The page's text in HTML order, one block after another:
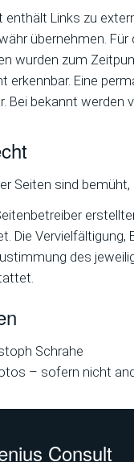
enthält Links zu
übernehmen.
wurden zum
erkennbar. Eine
Bei bekannt werden
Seiten sind
Die
des
Schrahe
– sofern nicht
Consult